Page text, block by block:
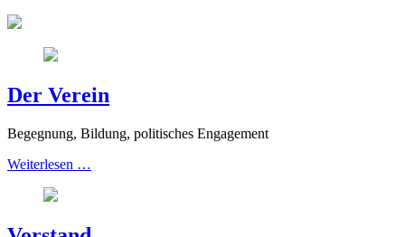
Der Verein
Begegnung, Bildung, politisches Engagement
Weiterlesen …